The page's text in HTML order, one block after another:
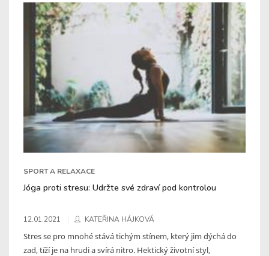
SPORT A RELAXACE
Jóga proti stresu: Udržte své zdraví pod kontrolou
12.01.2021 KATEŘINA HÁJKOVÁ
Stres se pro mnohé stává tichým stínem, který jim dýchá do
zad, tíží je na hrudi a svírá nitro. Hektický životní styl,